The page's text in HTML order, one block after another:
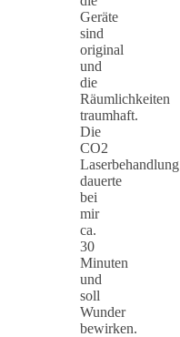
Geräte
sind
original
und
die
Räumlichkeiten
traumhaft.
Die
CO2
Laserbehandlung
dauerte
bei
mir
ca.
30
Minuten
und
soll
Wunder
bewirken.